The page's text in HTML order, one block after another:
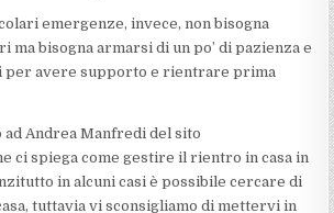
emergenze, invece, non bisogna
ma bisogna armarsi di un po’ di pazienza e
per avere supporto e rientrare prima
ad Andrea Manfredi del sito
ci spiega come gestire il rientro in casa in
in alcuni casi è possibile cercare di
tuttavia vi sconsigliamo di mettervi in